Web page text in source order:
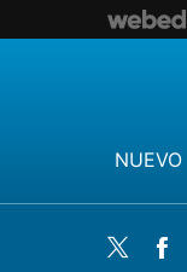
NUEVO
Twitter